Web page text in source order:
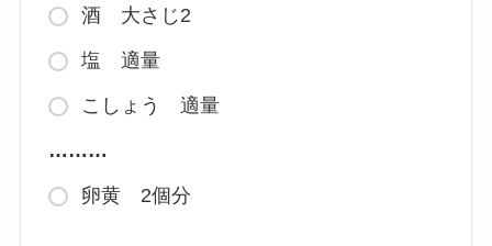
酒 大さじ2
塩 適量
こしょう 適量
………
卵黄 2個分